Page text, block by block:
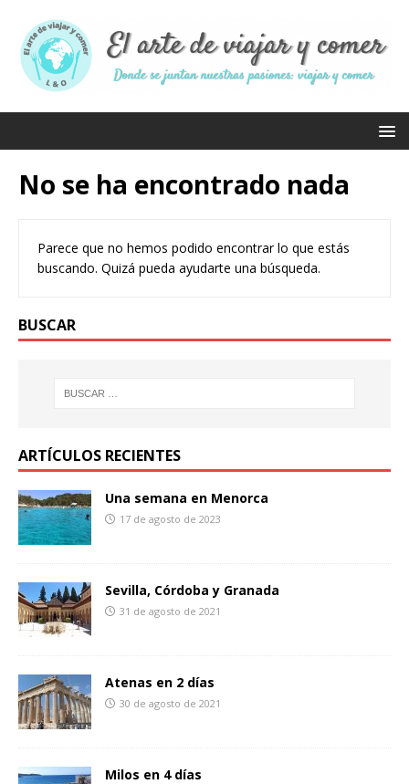
No se ha encontrado nada
Parece que no hemos podido encontrar lo que estás
buscando. Quizá pueda ayudarte una búsqueda.
BUSCAR
ARTÍCULOS RECIENTES
Una semana en Menorca
17 de agosto de 2023
Sevilla, Córdoba y Granada
31 de agosto de 2021
Atenas en 2 días
30 de agosto de 2021
Milos en 4 días